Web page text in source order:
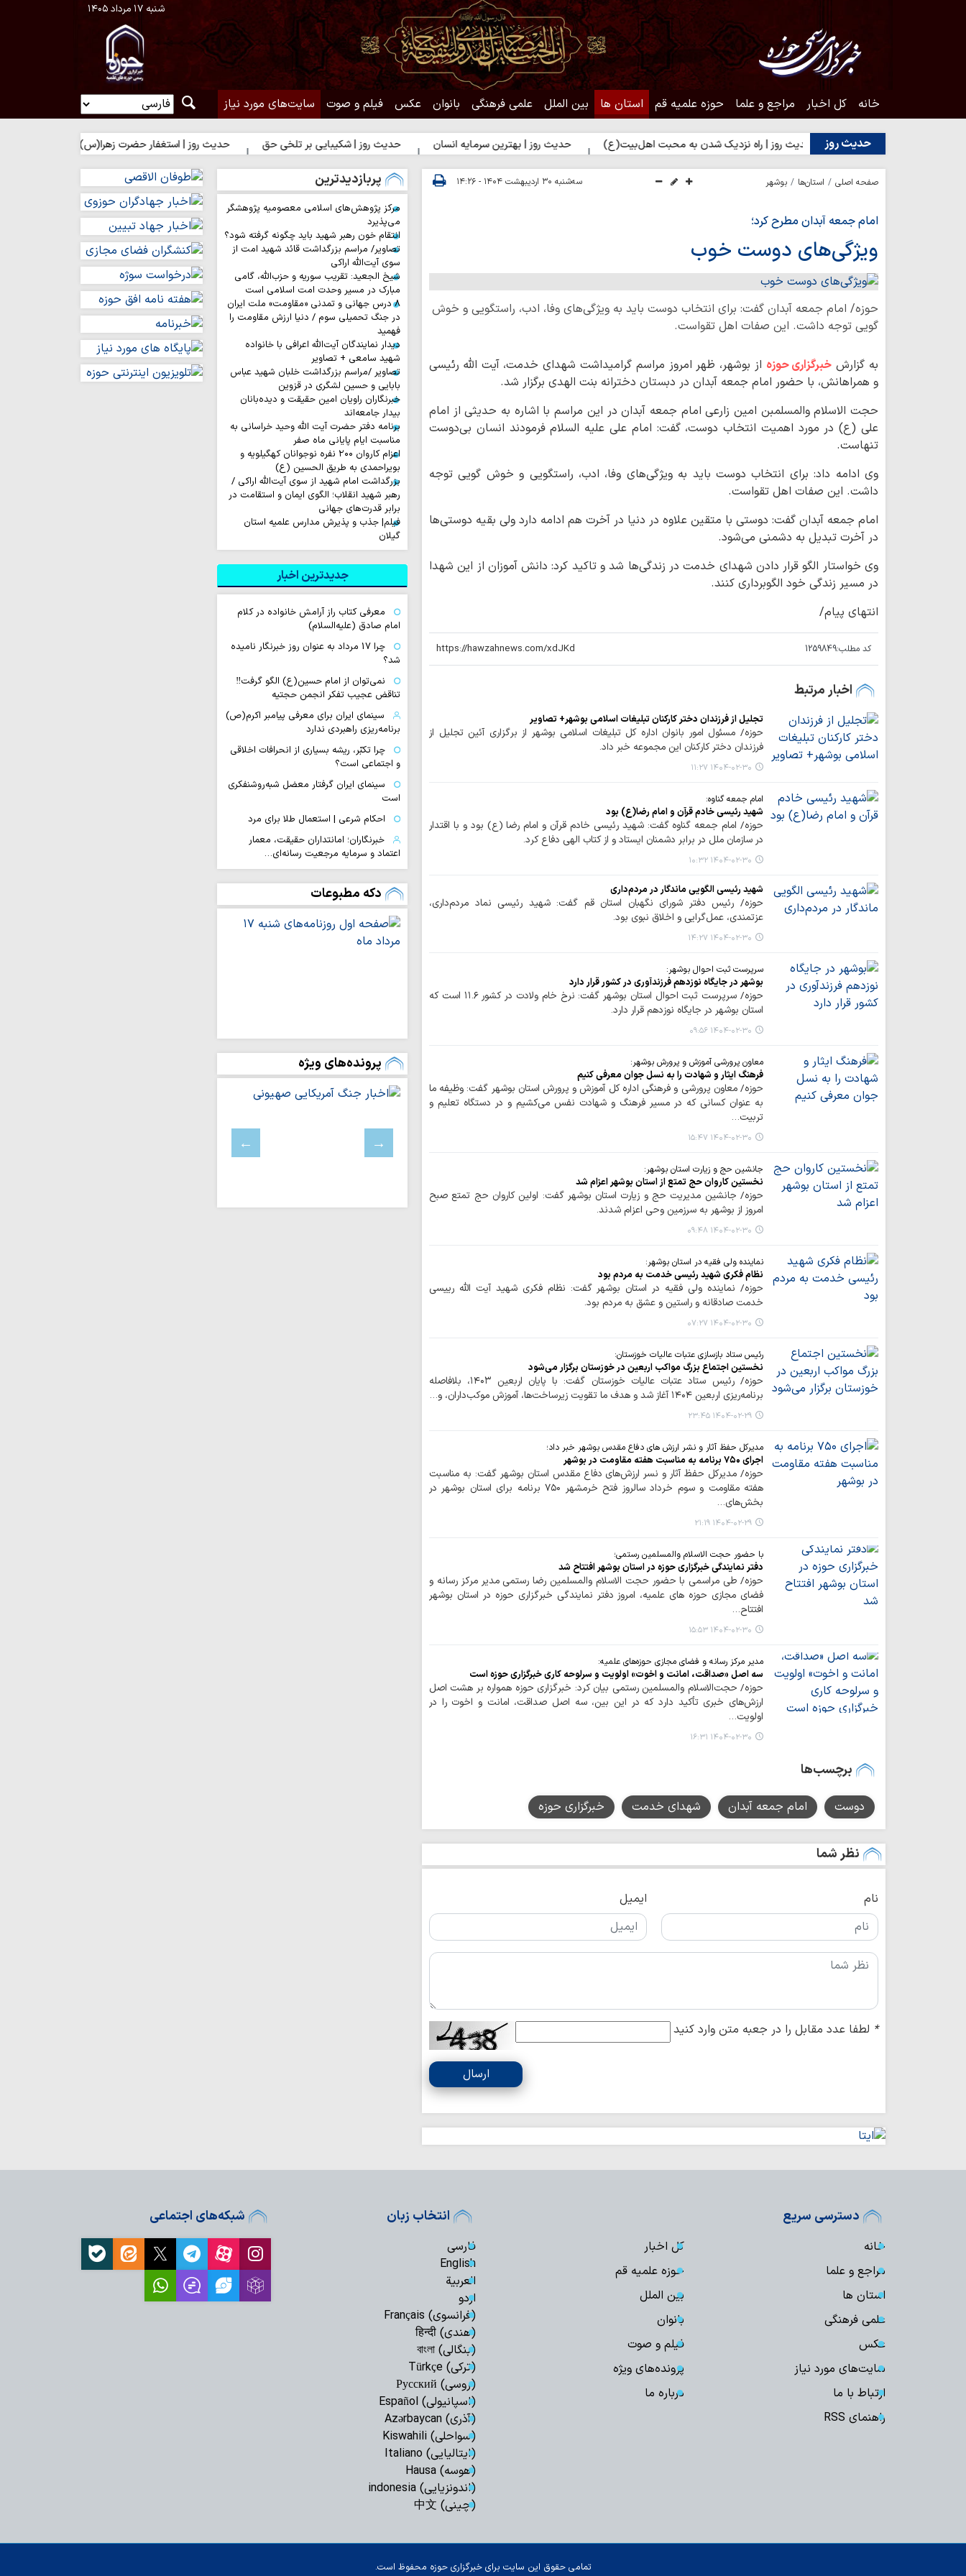
شنبه ۱۷ مرداد ۱۴۰۵
خانه کل اخبار مراجع و علما حوزه علمیه قم استان ها بین الملل علمی فرهنگی بانوان عکس فیلم و صوت سایت‌های مورد نیاز
حدیث روز
حدیث روز | راه نزدیک شدن به محبت اهل‌بیت(ع) حدیث روز | بهترین سرمایه انسان حدیث روز | شکیبایی بر تلخی حق حدیث روز | استغفار حضرت زهرا(س) برای زائران امام حسین(ع)
صفحه اصلی استان‌ها بوشهر سه‌شنبه ۳۰ اردیبهشت ۱۴۰۴ - ۱۴:۲۶
امام جمعه آبدان مطرح کرد؛
ویژگی‌های دوست خوب
حوزه/ امام جمعه آبدان گفت: برای انتخاب دوست باید به ویژگی‌های وفا، ادب، راستگویی و خوش
گویی توجه داشت. این صفات اهل تقواست.
به گزارش خبرگزاری حوزه از بوشهر، ظهر امروز مراسم گرامیداشت شهدای خدمت، آیت الله رئیسی
و همراهانش، با حضور امام جمعه آبدان در دبستان دخترانه بنت الهدی برگزار شد.
حجت الاسلام والمسلمبن امین زارعی امام جمعه آبدان در این مراسم با اشاره به حدیثی از امام
علی (ع) در مورد اهمیت انتخاب دوست، گفت: امام علی علیه السلام فرمودند انسان بی‌دوست
تنهاست.
وی ادامه داد: برای انتخاب دوست باید به ویژگی‌های وفا، ادب، راستگویی و خوش گویی توجه
داشت. این صفات اهل تقواست.
امام جمعه آبدان گفت: دوستی با متقین علاوه در دنیا در آخرت هم ادامه دارد ولی بقیه دوستی‌ها
در آخرت تبدیل به دشمنی می‌شود.
وی خواستار الگو قرار دادن شهدای خدمت در زندگی‌ها شد و تاکید کرد: دانش آموزان از این شهدا
در مسیر زندگی خود الگوبرداری کنند.
انتهای پیام/
کد مطلب:1259849
اخبار مرتبط
تجلیل از فرزندان دختر کارکنان تبلیغات اسلامی بوشهر+ تصاویر
حوزه/ مسئول امور بانوان اداره کل تبلیغات اسلامی بوشهر از برگزاری آئین تجلیل از
فرزندان دختر کارکنان این مجموعه خبر داد.
۱۴۰۴-۰۲-۳۰ ۱۱:۲۷
امام جمعه گناوه:
شهید رئیسی خادم قرآن و امام رضا(ع) بود
حوزه/ امام جمعه گناوه گفت: شهید رئیسی خادم قرآن و امام رضا (ع) بود و با اقتدار
در سازمان ملل در برابر دشمنان ایستاد و از کتاب الهی دفاع کرد.
۱۴۰۴-۰۲-۳۰ ۱۰:۳۲
شهید رئیسی الگویی ماندگار در مردم‌داری
حوزه/ رئیس دفتر شورای نگهبان استان قم گفت: شهید رئیسی نماد مردم‌داری،
عزتمندی، عمل‌گرایی و اخلاق نبوی بود.
۱۴۰۴-۰۲-۳۰ ۱۴:۲۷
سرپرست ثبت احوال بوشهر:
بوشهر در جایگاه نوزدهم فرزندآوری در کشور قرار دارد
حوزه/ سرپرست ثبت احوال استان بوشهر گفت: نرخ خام ولادت در کشور ۱۱.۶ است که
استان بوشهر در جایگاه نوزدهم قرار دارد.
۱۴۰۴-۰۲-۳۰ ۰۹:۵۶
معاون پرورشی آموزش و پرورش بوشهر:
فرهنگ ایثار و شهادت را به نسل جوان معرفی کنیم
حوزه/ معاون پرورشی و فرهنگی اداره کل آموزش و پرورش استان بوشهر گفت: وظیفه ما
به عنوان کسانی که در مسیر فرهنگ و شهادت نفس می‌کشیم و در دستگاه تعلیم و
تربیت…
۱۴۰۴-۰۲-۳۰ ۱۵:۴۷
جانشین حج و زیارت استان بوشهر:
نخستین کاروان حج تمتع از استان بوشهر اعزام شد
حوزه/ جانشین مدیریت حج و زیارت استان بوشهر گفت: اولین کاروان حج تمتع صبح
امروز از بوشهر به سرزمین وحی اعزام شدند.
۱۴۰۴-۰۲-۳۰ ۰۹:۴۸
نماینده ولی فقیه در استان بوشهر:
نظام فکری شهید رئیسی خدمت به مردم بود
حوزه/ نماینده ولی فقیه در استان بوشهر گفت: نظام فکری شهید آیت الله رییسی
خدمت صادقانه و راستین و عشق به مردم بود.
۱۴۰۴-۰۲-۳۰ ۰۷:۲۷
رئیس ستاد بازسازی عتبات عالیات خوزستان:
نخستین اجتماع بزرگ مواکب اربعین در خوزستان برگزار می‌شود
حوزه/ رئیس ستاد عتبات عالیات خوزستان گفت: با پایان اربعین ۱۴۰۳، بلافاصله
برنامه‌ریزی اربعین ۱۴۰۴ آغاز شد و هدف ما تقویت زیرساخت‌ها، آموزش موکب‌داران، و…
۱۴۰۴-۰۲-۲۹ ۲۳:۴۵
مدیرکل حفظ آثار و نشر ارزش های دفاع مقدس بوشهر خبر داد؛
اجرای ۷۵۰ برنامه به مناسبت هفته مقاومت در بوشهر
حوزه/ مدیرکل حفظ آثار و نسر ارزش‌های دفاع مقدس استان بوشهر گفت: به مناسبت
هفته مقاومت و سوم خرداد سالروز فتح خرمشهر ۷۵۰ برنامه برای استان بوشهر در
بخش‌های…
۱۴۰۴-۰۲-۲۹ ۲۱:۱۹
با حضور حجت الاسلام والمسلمین رستمی؛
دفتر نمایندگی خبرگزاری حوزه در استان بوشهر افتتاح شد
حوزه/ طی مراسمی با حضور حجت الاسلام والمسلمین رضا رستمی مدیر مرکز رسانه و
فضای مجازی حوزه های علمیه، امروز دفتر نمایندگی خبرگزاری حوزه در استان بوشهر
افتتاح…
۱۴۰۴-۰۲-۳۰ ۱۵:۵۳
مدیر مرکز رسانه و فضای مجازی حوزه‌های علمیه:
سه اصل «صداقت، امانت و اخوت» اولویت و سرلوحه کاری خبرگزاری حوزه است
حوزه/ حجت‌الاسلام والمسلمین رستمی بیان کرد: خبرگزاری حوزه همواره بر هشت اصل
ارزش‌های خبری تأکید دارد که در این بین، سه اصل صداقت، امانت و اخوت را در
اولویت…
۱۴۰۴-۰۲-۳۰ ۱۶:۳۱
برچسب‌ها
دوست امام جمعه آبدان شهدای خدمت خبرگزاری حوزه
نظر شما
نام ایمیل
* لطفا عدد مقابل را در جعبه متن وارد کنید
ارسال
پربازدیدترین
مرکز پژوهش‌های اسلامی معصومیه پژوهشگر
می‌پذیرد
انتقام خون رهبر شهید باید چگونه گرفته شود؟
تصاویر/ مراسم بزرگداشت قائد شهید امت از
سوی آیت‌الله اراکی
شیخ الجعید: تقریب سوریه و حزب‌الله، گامی
مبارک در مسیر وحدت امت اسلامی است
۸ درس جهانی و تمدنی «مقاومت» ملت ایران
در جنگ تحمیلی سوم / دنیا ارزش مقاومت را
فهمید
دیدار نمایندگان آیت‌الله اعرافی با خانواده
شهید سامعی + تصاویر
تصاویر /مراسم بزرگداشت خلبان شهید عباس
بابایی و حسین لشگری در قزوین
خبرنگاران راویان امین حقیقت و دیده‌بانان
بیدار جامعه‌اند
برنامه دفتر حضرت آیت الله وحید خراسانی به
مناسبت ایام پایانی ماه صفر
اعزام کاروان ۲۰۰ نفره نوجوانان کهگیلویه و
بویراحمدی به طریق الحسین (ع)
بزرگداشت امام شهید از سوی آیت‌الله اراکی /
رهبر شهید انقلاب؛ الگوی ایمان و استقامت در
برابر قدرت‌های جهانی
فیلم| جذب و پذیرش مدارس علمیه استان
گیلان
جدیدترین اخبار
معرفی کتاب راز آرامش خانواده در کلام
امام صادق (علیه‌السلام)
چرا 17 مرداد به عنوان روز خبرنگار نامیده
شد؟
نمی‌توان از امام حسین(ع) الگو گرفت‼
تناقض عجیب تفکر انجمن حجتیه
سینمای ایران برای معرفی پیامبر اکرم(ص)
برنامه‌ریزی راهبردی ندارد
چرا تکبّر، ریشه بسیاری از انحرافات اخلاقی
و اجتماعی است؟
سینمای ایران گرفتار معضل شبه‌روشنفکری
است
احکام شرعی | استعمال طلا برای مرد
خبرنگاران؛ امانتداران حقیقت، معمار
اعتماد و سرمایه مرجعیت رسانه‌ای…
تسلیت تولیت حرم بانوی کرامت به
حجت‌الاسلام‌والمسلمین مؤمنی
مهم‌ترین جلوه‌های یاری پیامبر خدا در
شرایط کنونی
جبهه مقاومت با قدرت به مسیر خود ادامه
می‌دهد
مردم تا اعلام نظر رهبر معظم انقلاب
میدان را ترک نخواهند کرد
اربعین حسینی امسال رنگ و بوی انقلابی
نشانه بحران رژیم صهیونیستی است
دکه مطبوعات
پرونده‌های ویژه
دسترسی سریع
خانه
کل اخبار
مراجع و علما
حوزه علمیه قم
استان ها
بین الملل
علمی فرهنگی
بانوان
عکس
فیلم و صوت
سایت‌های مورد نیاز
پرونده‌های ویژه
ارتباط با ما
درباره ما
راهنمای RSS
انتخاب زبان
فارسی
English
العربیة
اردو
(فرانسوی) Français
(هندی) हिन्दी
(بنگالی) বাংলা
(ترکی) Türkçe
(روسی) Русский
(اسپانیولی) Español
(آذری) Azərbaycan
(سواحلی) Kiswahili
(ایتالیایی) Italiano
(هوسه) Hausa
(اندونزیایی) indonesia
(چینی) 中文
شبکه‌های اجتماعی
تمامی حقوق این سایت برای خبرگزاری حوزه محفوظ است.